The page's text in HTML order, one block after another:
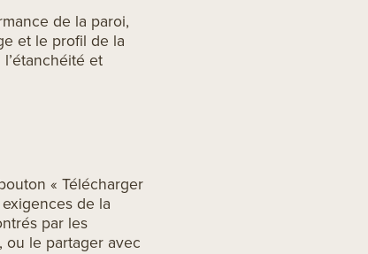
de la paroi,
et le profil de la
et
« Télécharger
de la
par les
ou le partager avec